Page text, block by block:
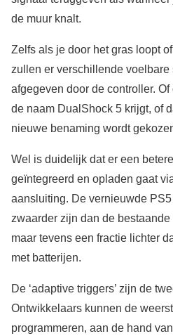
de muur knalt.
Zelfs als je door het gras loopt
zullen er verschillende
afgegeven door de controller.
de naam DualShock 5 krijgt, of
nieuwe benaming wordt
Wel is duidelijk dat er een
geïntegreerd en opladen gaat
aansluiting. De vernieuwde
zwaarder zijn dan de
maar tevens een fractie lichter
met batterijen.
De ‘adaptive triggers’ zijn de
Ontwikkelaars kunnen de
programmeren, aan de hand